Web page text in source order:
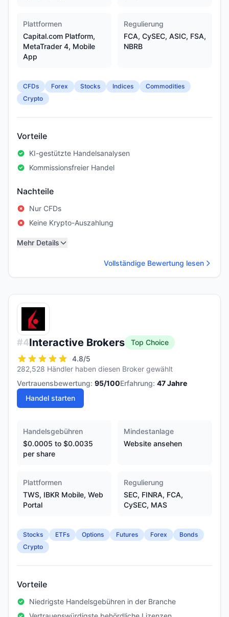
Plattformen
Capital.com Platform,
MetaTrader 4, Mobile
App
Regulierung
FCA, CySEC, ASIC, FSA,
NBRB
CFDs Forex Stocks Indices
Commodities
Crypto
Vorteile
KI-gestützte Handelsanalysen
Kommissionsfreier Handel
Nachteile
Nur CFDs
Keine Krypto-Auszahlung
Mehr Details
Vollständige Bewertung lesen
#4Interactive Brokers
Top Choice
4.8/5
282,528 Händler haben diesen Broker gewählt
Vertrauensbewertung: 95/100Erfahrung: 47Jahre
Handel starten
Handelsgebühren
$0.0005 to $0.0035
per share
Mindestanlage
Website ansehen
Plattformen
TWS, IBKR Mobile, Web
Portal
Regulierung
SEC, FINRA, FCA,
CySEC, MAS
Stocks ETFs Options Futures Forex
Bonds
Crypto
Vorteile
Niedrigste Handelsgebühren in der Branche